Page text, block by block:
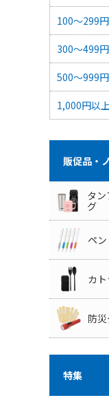
100～299円
300〜499円
500～999円
1,000円以
販促品・
タ
グ
ペン
カ
防
特集